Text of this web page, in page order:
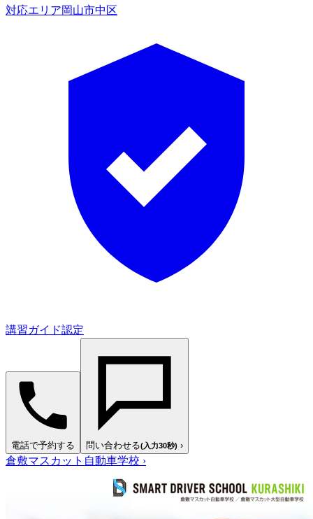
対応エリア岡山市中区
講習ガイド認定
電話で予約する 問い合わせる(入力30秒) ›
倉敷マスカット自動車学校 ›